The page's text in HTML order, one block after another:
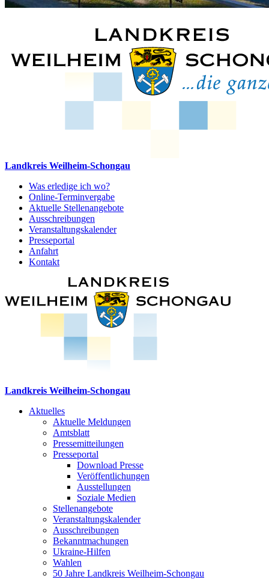
Landkreis Weilheim-Schongau
Was erledige ich wo?
Online-Terminvergabe
Aktuelle Stellenangebote
Ausschreibungen
Veranstaltungskalender
Presseportal
Anfahrt
Kontakt
Landkreis Weilheim-Schongau
Aktuelles
Aktuelle Meldungen
Amtsblatt
Pressemitteilungen
Presseportal
Download Presse
Veröffentlichungen
Ausstellungen
Soziale Medien
Stellenangebote
Veranstaltungskalender
Ausschreibungen
Bekanntmachungen
Ukraine-Hilfen
Wahlen
50 Jahre Landkreis Weilheim-Schongau